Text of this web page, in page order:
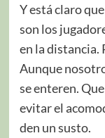
Y está claro
son los
en la distancia.
Aunque
se enteren.
evitar el
den un susto.